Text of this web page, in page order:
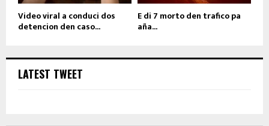
Video viral a conduci dos
detencion den caso...
E di 7 morto den trafico pa
aña...
LATEST TWEET